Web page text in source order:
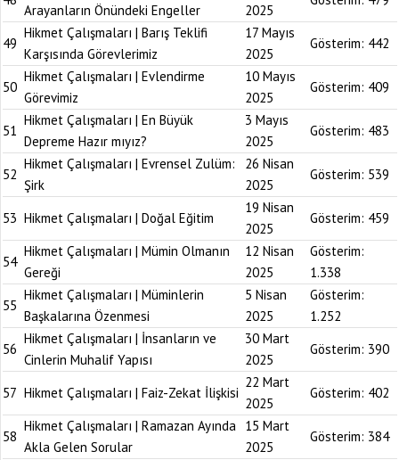
Arayanların Önündeki Engeller 2025
49
Hikmet Çalışmaları | Barış Teklifi
Karşısında Görevlerimiz
17 Mayıs
2025
Gösterim: 442
50
Hikmet Çalışmaları | Evlendirme
Görevimiz
10 Mayıs
2025
Gösterim: 409
51
Hikmet Çalışmaları | En Büyük
Depreme Hazır mıyız?
3 Mayıs
2025
Gösterim: 483
52
Hikmet Çalışmaları | Evrensel Zulüm:
Şirk
26 Nisan
2025
Gösterim: 539
53 Hikmet Çalışmaları | Doğal Eğitim
19 Nisan
2025
Gösterim: 459
54
Hikmet Çalışmaları | Mümin Olmanın
Gereği
12 Nisan
2025
Gösterim:
1.338
55
Hikmet Çalışmaları | Müminlerin
Başkalarına Özenmesi
5 Nisan
2025
Gösterim:
1.252
56
Hikmet Çalışmaları | İnsanların ve
Cinlerin Muhalif Yapısı
30 Mart
2025
Gösterim: 390
57 Hikmet Çalışmaları | Faiz-Zekat İlişkisi
22 Mart
2025
Gösterim: 402
58
Hikmet Çalışmaları | Ramazan Ayında
Akla Gelen Sorular
15 Mart
2025
Gösterim: 384